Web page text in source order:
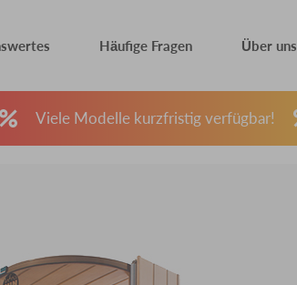
Häufige Fragen Über uns
Viele Modelle kurzfristig verfügbar!